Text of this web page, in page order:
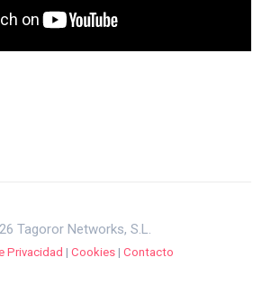
Tagoror Networks, S.L.
Privacidad | Cookies| Contacto